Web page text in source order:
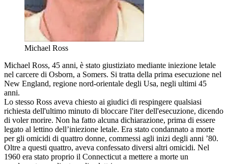
Michael Ross
Michael Ross, 45 anni, è stato giustiziato mediante iniezione letale
nel carcere di Osborn, a Somers. Si tratta della prima esecuzione nel
New England, regione nord-orientale degli Usa, negli ultimi 45
anni.
Lo stesso Ross aveva chiesto ai giudici di respingere qualsiasi
richiesta dell'ultimo minuto di bloccare l'iter dell'esecuzione, dicendo
di voler morire. Non ha fatto alcuna dichiarazione, prima di essere
legato al lettino dell’iniezione letale. Era stato condannato a morte
per gli omicidi di quattro donne, commessi agli inizi degli anni ’80.
Oltre a questi quattro, aveva confessato diversi altri omicidi. Nel
1960 era stato proprio il Connecticut a mettere a morte un